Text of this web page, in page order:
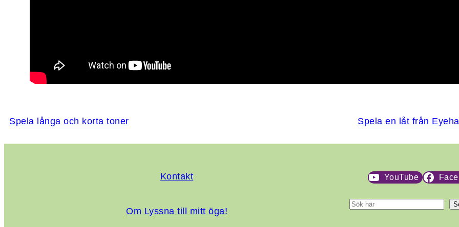
Spela långa och korta toner Spela en låt från
Kontakt
Om Lyssna till mitt öga!
YouTube
S